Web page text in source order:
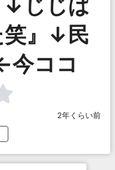
↓じじば
笑』↓民
今ココ
2年くらい前